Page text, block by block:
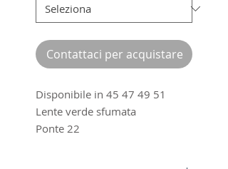
Contattaci per acquistare
Disponibile in 45 47 49 51
Lente verde sfumata
Ponte 22